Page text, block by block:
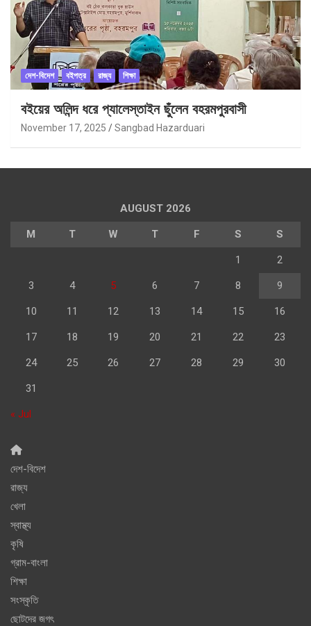
দেশ-বিদেশ বইপত্র রাজ্য শিক্ষা
বইয়ের অলিন্দ ধরে প্যালেস্তাইন ছুঁলেন বহরমপুরবাসী
November 17, 2025 Sangbad Hazarduari
AUGUST 2026
M T W T F S S
1 2
3 4 5 6 7 8 9
10 11 12 13 14 15 16
17 18 19 20 21 22 23
24 25 26 27 28 29 30
31
« Jul
দেশ-বিদেশ
রাজ্য
খেলা
স্বাস্থ্য
কৃষি
গ্রাম-বাংলা
শিক্ষা
সংস্কৃতি
ছোটদের জগৎ